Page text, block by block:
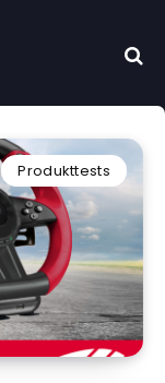
Produkttests